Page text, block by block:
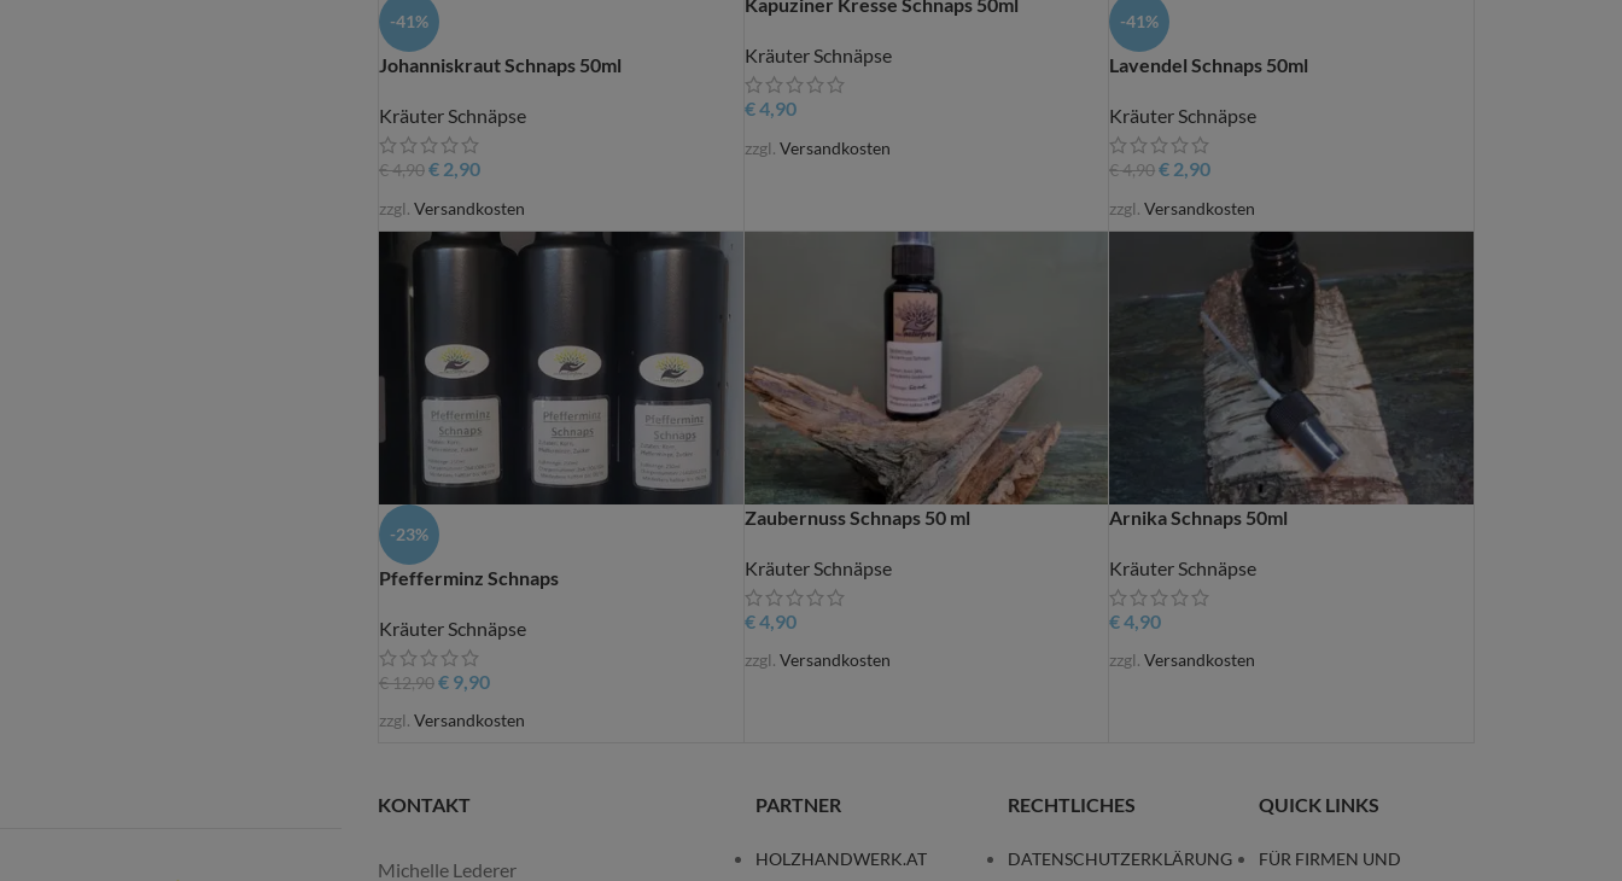
-41%
Johanniskraut Schnaps 50ml
Kräuter Schnäpse
€4,90€2,90
zzgl. Versandkosten
Kapuziner Kresse Schnaps 50ml
Kräuter Schnäpse
€4,90
zzgl. Versandkosten
-41%
Lavendel Schnaps 50ml
Kräuter Schnäpse
€4,90€ 2,90
zzgl.Versandkosten
-23%
Pfefferminz Schnaps
Kräuter Schnäpse
€12,90€9,90
zzgl. Versandkosten
Zaubernuss Schnaps 50 ml
Kräuter Schnäpse
€4,90
zzgl. Versandkosten
Arnika Schnaps 50ml
Kräuter Schnäpse
€4,90
zzgl.Versandkosten
KONTAKT
Michelle Lederer
PARTNER
HOLZHANDWERK.AT
RECHTLICHES
DATENSCHUTZERKLÄRUNG
QUICK LINKS
FÜR FIRMEN UND